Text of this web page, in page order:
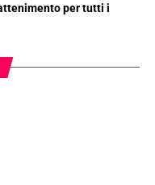
per tutti i